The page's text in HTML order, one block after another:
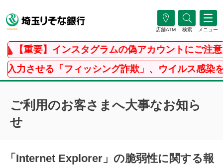
店舗ATM 検索 メニュー
【重要】インスタグラムの偽アカウントにご注意
力させる「フィッシング詐欺」、ウイルス感染を
ご利用のお客さまへ大事なお知ら
せ
「Internet Explorer」の脆弱性に関する報